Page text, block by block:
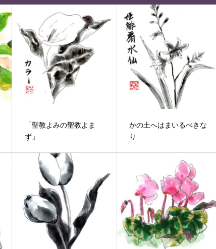
「聖教よみの聖教よま
ず」
かの土へはまいるべきな
り